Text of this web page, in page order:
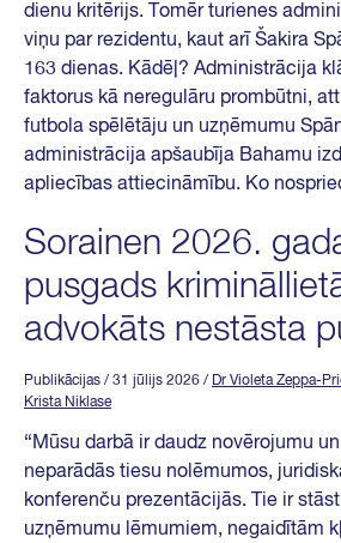
dienu kritērijs. Tomēr turienes
viņu par rezidentu, kaut arī Šakira
163 dienas. Kādēļ? Administrācija
faktorus kā neregulāru prombūtni,
futbola spēlētāju un uzņēmumu
administrācija apšaubīja Bahamu
apliecības attiecināmību. Ko
Sorainen 2026.
pusgads
advokāts nestāsta
Publikācijas / 31 jūlijs 2026 / Dr Violeta Zeppa-
Krista Niklase
“Mūsu darbā ir daudz novērojumu
neparādās tiesu nolēmumos,
konferenču prezentācijās. Tie ir
uzņēmumu lēmumiem, negaidītām